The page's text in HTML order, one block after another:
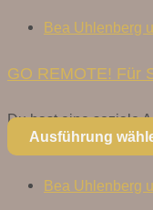
Bea Uhlenberg
GO REMOTE! Für
Du hast eine soziale
Ausführung
Bea Uhlenberg